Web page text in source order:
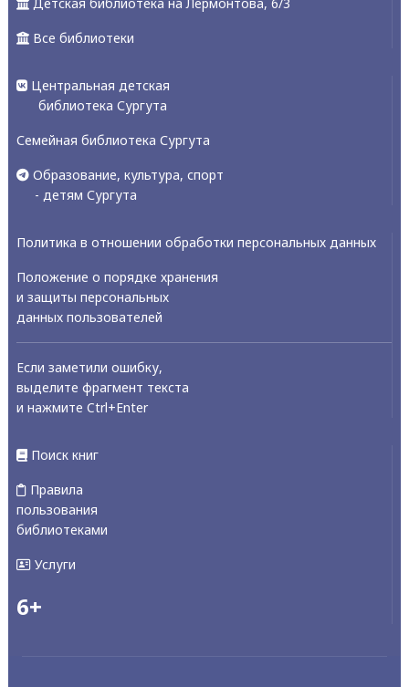
Все библиотеки
Центральная детская
библиотека Сургута
Семейная библиотека Сургута
Образование, культура, спорт
- детям Сургута
Политика в отношении обработки персональных данных
Положение о порядке хранения
и защиты персональных
данных пользователей
Если заметили ошибку,
выделите фрагмент текста
и нажмите Ctrl+Enter
Поиск книг
Правила
пользования
библиотеками
Услуги
6+